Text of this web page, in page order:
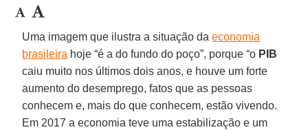
Uma imagem que ilustra a situação daeconomia
brasileira hoje “é a do fundo do poço”, porque “o PIB
caiu muito nos últimos dois anos, e houve um forte
aumento do desemprego, fatos que as pessoas
conhecem e, mais do que conhecem, estão vivendo.
Em 2017 a economia teve uma estabilização e um